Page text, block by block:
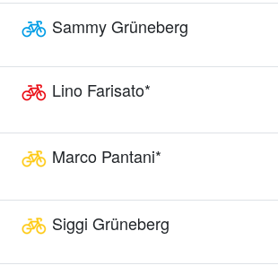
Sammy Grüneberg
Lino Farisato*
Marco Pantani*
Siggi Grüneberg